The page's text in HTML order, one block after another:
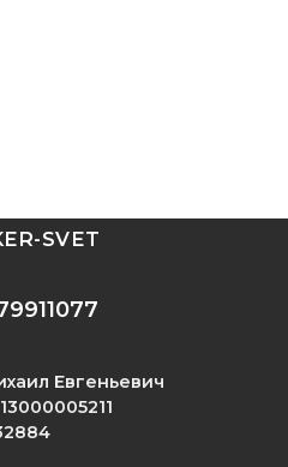
SVET
Евгеньевич